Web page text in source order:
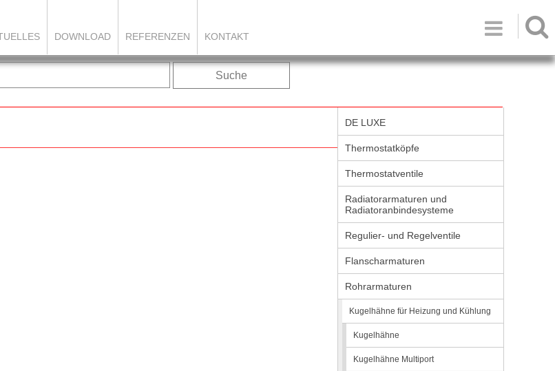

DOWNLOAD REFERENZEN KONTAKT
Suche
DE LUXE
Thermostatköpfe
Thermostatventile
Radiatorarmaturen und
Radiatoranbindesysteme
Regulier- und Regelventile
Flanscharmaturen
Rohrarmaturen
Kugelhähne für Heizung und Kühlung
Kugelhähne
Kugelhähne Multiport